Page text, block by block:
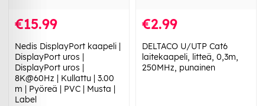
€15.99
Nedis DisplayPort kaapeli |
DisplayPort uros |
DisplayPort uros |
8K@60Hz | Kullattu | 3.00
m | Pyöreä | PVC | Musta |
Label
€2.99
DELTACO U/UTP Cat6
laitekaapeli, litteä, 0,3m,
250MHz, punainen